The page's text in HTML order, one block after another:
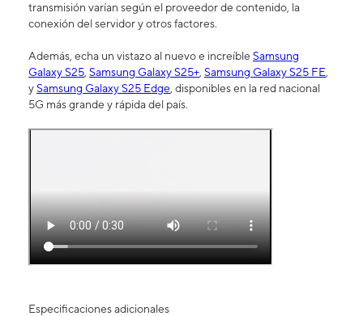
transmisión varían según el proveedor de contenido, la
conexión del servidor y otros factores.
Además, echa un vistazo al nuevo e increíble Samsung
Galaxy S25, Samsung Galaxy S25+, Samsung Galaxy S25 FE,
ySamsung Galaxy S25 Edge, disponibles en la red nacional
5G más grande y rápida del país.
Especificaciones adicionales